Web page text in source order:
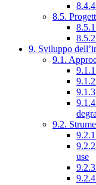
8.5.
9. Sviluppo
9.1.
9.2.
use